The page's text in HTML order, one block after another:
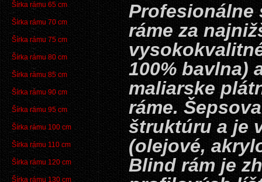
Šírka rámu 65 cm
Šírka rámu 70 cm
Šírka rámu 75 cm
Šírka rámu 80 cm
Šírka rámu 85 cm
Šírka rámu 90 cm
Šírka rámu 95 cm
Šírka rámu 100 cm
Šírka rámu 110 cm
Šírka rámu 120 cm
Šírka rámu 130 cm
Profesionálne
ráme za
100% bavlna)
maliarske
ráme.
štruktúru a je
(olejové,
Blind rám je